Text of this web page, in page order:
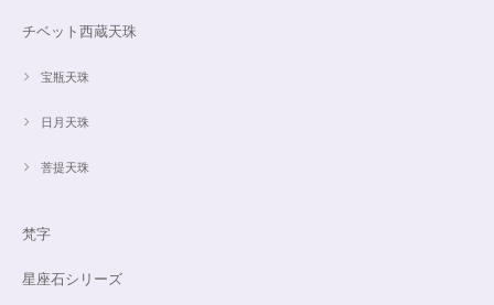
チベット西蔵天珠
宝瓶天珠
日月天珠
菩提天珠
梵字
星座石シリーズ